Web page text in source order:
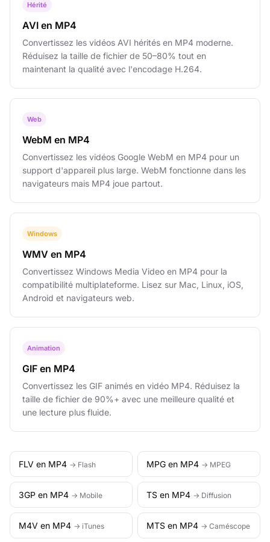
Hérité
AVI en MP4
Convertissez les vidéos AVI hérités en MP4 moderne.
Réduisez la taille de fichier de 50–80% tout en
maintenant la qualité avec l'encodage H.264.
Web
WebM en MP4
Convertissez les vidéos Google WebM en MP4 pour un
support d'appareil plus large. WebM fonctionne dans les
navigateurs mais MP4 joue partout.
Windows
WMV en MP4
Convertissez Windows Media Video en MP4 pour la
compatibilité multiplateforme. Lisez sur Mac, Linux, iOS,
Android et navigateurs web.
Animation
GIF en MP4
Convertissez les GIF animés en vidéo MP4. Réduisez la
taille de fichier de 90%+ avec une meilleure qualité et
une lecture plus fluide.
FLV en MP4 → Flash MPG en MP4 → MPEG
3GP en MP4 → Mobile TS en MP4 → Diffusion
M4V en MP4 → iTunes MTS en MP4 → Caméscope